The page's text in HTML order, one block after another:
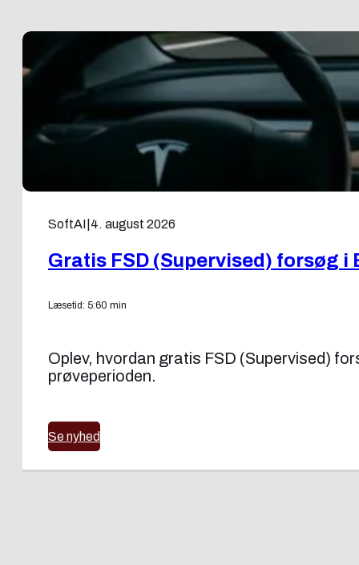
SoftAI 4. august 2026
Gratis FSD (Supervised) forsøg i
Læsetid: 5:60 min
Oplev, hvordan gratis FSD (Supervised)
prøveperioden.
Se nyhed